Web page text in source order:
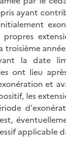
ayant
troisième
la date
ont lieu
et
les
applicable